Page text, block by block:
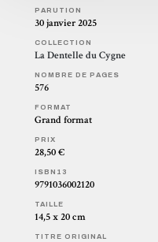
PARUTION
30 janvier 2025
COLLECTION
La Dentelle du Cygne
NOMBRE DE PAGES
576
FORMAT
Grand format
PRIX
28,50 €
ISBN13
9791036002120
TAILLE
14,5 x 20 cm
TITRE ORIGINAL